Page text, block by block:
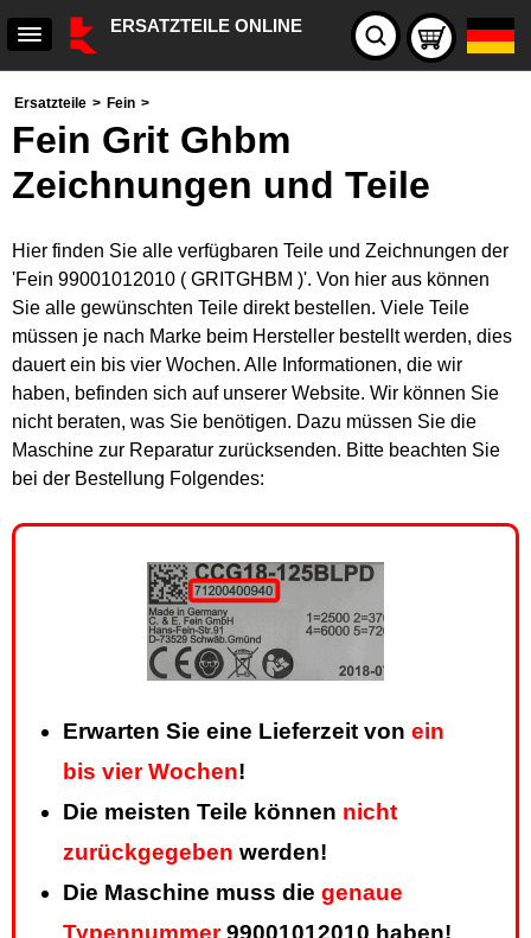
ERSATZTEILE ONLINE
Ersatzteile > Fein >
Fein Grit Ghbm
Zeichnungen und Teile
Hier finden Sie alle verfügbaren Teile und Zeichnungen der
'Fein 99001012010 ( GRITGHBM )'. Von hier aus können
Sie alle gewünschten Teile direkt bestellen. Viele Teile
müssen je nach Marke beim Hersteller bestellt werden, dies
dauert ein bis vier Wochen. Alle Informationen, die wir
haben, befinden sich auf unserer Website. Wir können Sie
nicht beraten, was Sie benötigen. Dazu müssen Sie die
Maschine zur Reparatur zurücksenden. Bitte beachten Sie
bei der Bestellung Folgendes:
Erwarten Sie eine Lieferzeit von ein
bis vier Wochen!
Die meisten Teile können nicht
zurückgegeben werden!
Die Maschine muss die genaue
Typennummer99001012010 haben!